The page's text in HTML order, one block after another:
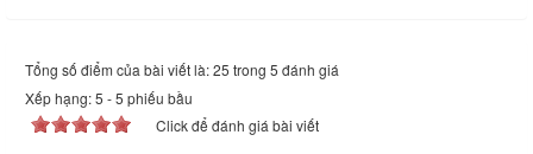
Tổng số điểm của bài viết là: 25 trong 5 đánh giá
Xếp hạng:5 -5 phiếu bầu
Click để đánh giá bài viết